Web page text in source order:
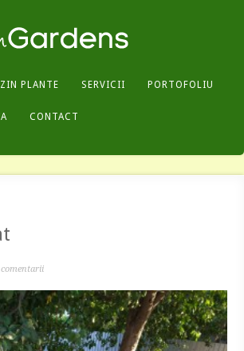
PLANTE SERVICII PORTOFOLIU
CONTACT
comentarii